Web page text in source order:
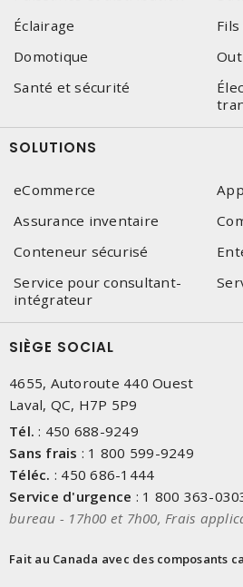
Éclairage
Domotique
Santé et sécurité
SOLUTIONS
eCommerce
Assurance inventaire
Conteneur sécurisé
Service pour consultant-
intégrateur
SIÈGE SOCIAL
4655, Autoroute 440 Ouest
Laval, QC, H7P 5P9
Tél. : 450 688-9249
Sans frais : 1 800 599-9249
Téléc. : 450 686-1444
Service d'urgence : 1 800 363-
bureau - 17h00 et 7h00, Frais
Fait au Canada avec des composants